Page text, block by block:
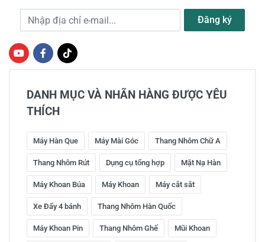
Địa chỉ e-mail Đăng ký
DANH MỤC VÀ NHÃN HÀNG ĐƯỢC YÊU
THÍCH
Máy Hàn Que Máy Mài Góc Thang Nhôm Chữ A
Thang Nhôm Rút Dụng cụ tổng hợp Mặt Nạ Hàn
Máy Khoan Búa Máy Khoan Máy cắt sắt
Xe Đẩy 4 bánh Thang Nhôm Hàn Quốc
Máy Khoan Pin Thang Nhôm Ghế Mũi Khoan